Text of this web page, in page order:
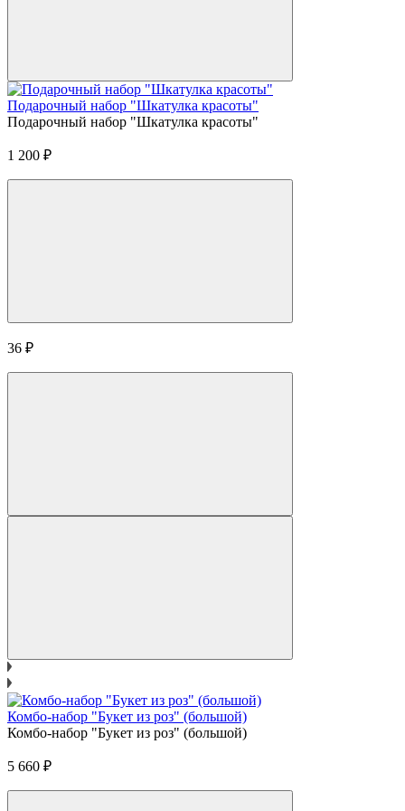
Подарочный набор "Шкатулка красоты"
Подарочный набор "Шкатулка красоты"
1 200 ₽
36 ₽
Комбо-набор "Букет из роз" (большой)
Комбо-набор "Букет из роз" (большой)
5 660 ₽